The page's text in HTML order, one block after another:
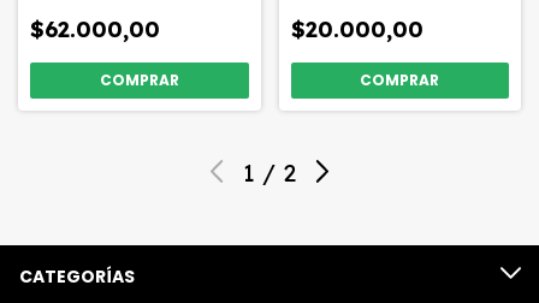
$62.000,00 $20.000,00
1 / 2
CATEGORÍAS